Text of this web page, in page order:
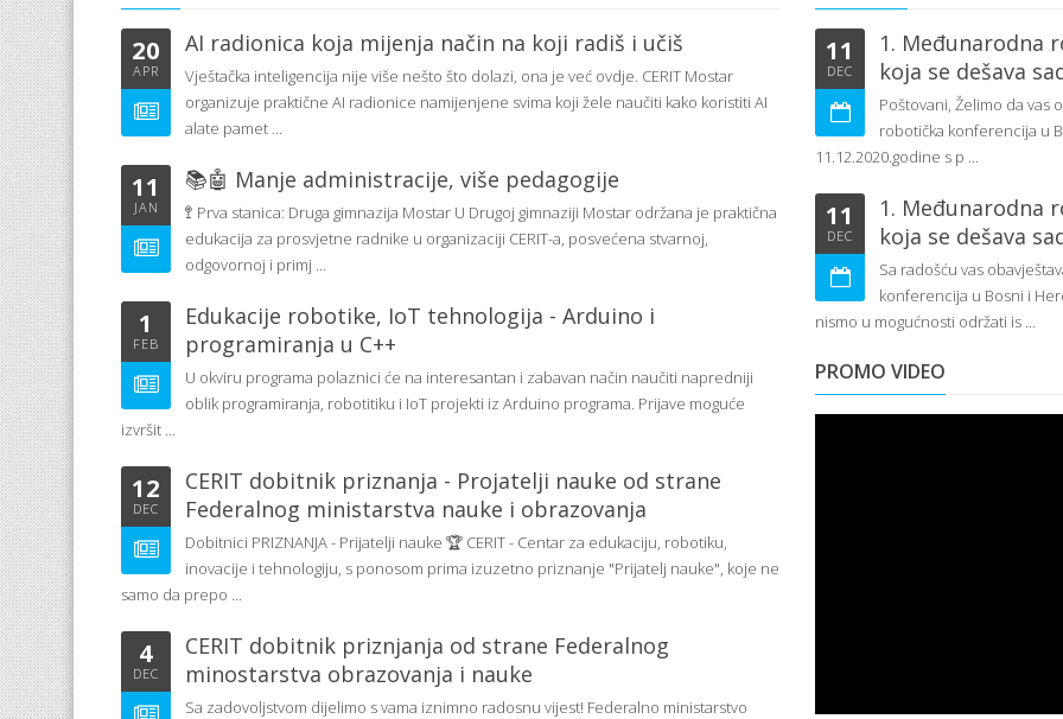
20
APR
AI radionica koja mijenja način na koji radiš i učiš
Vještačka inteligencija nije više nešto što dolazi, ona je već ovdje. CERIT Mostar
organizuje praktične AI radionice namijenjene svima koji žele naučiti kako koristiti AI
alate pamet ...
11
JAN
📚🤖 Manje administracije, više pedagogije
🚏 Prva stanica: Druga gimnazija Mostar U Drugoj gimnaziji Mostar održana je praktična
edukacija za prosvjetne radnike u organizaciji CERIT-a, posvećena stvarnoj,
odgovornoj i primj ...
1
FEB
Edukacije robotike, IoT tehnologija - Arduino i
programiranja u C++
U okviru programa polaznici će na interesantan i zabavan način naučiti napredniji
oblik programiranja, robotitiku i IoT projekti iz Arduino programa. Prijave moguće
izvršit ...
12
DEC
CERIT dobitnik priznanja - Projatelji nauke od strane
Federalnog ministarstva nauke i obrazovanja
Dobitnici PRIZNANJA - Prijatelji nauke 🏆 CERIT - Centar za edukaciju, robotiku,
inovacije i tehnologiju, s ponosom prima izuzetno priznanje "Prijatelj nauke", koje ne
samo da prepo ...
4
DEC
CERIT dobitnik priznjanja od strane Federalnog
minostarstva obrazovanja i nauke
Sa zadovoljstvom dijelimo s vama iznimno radosnu vijest! Federalno ministarstvo
11
DEC
1. Međunarodna
koja se dešava
Poštovani, Želimo da vas
robotička konferencija u
11.12.2020.godine s p ...
11
DEC
1. Međunarodna
koja se dešava
Sa radošću vas
konferencija u Bosni i
nismo u mogućnosti održati is ...
PROMO VIDEO